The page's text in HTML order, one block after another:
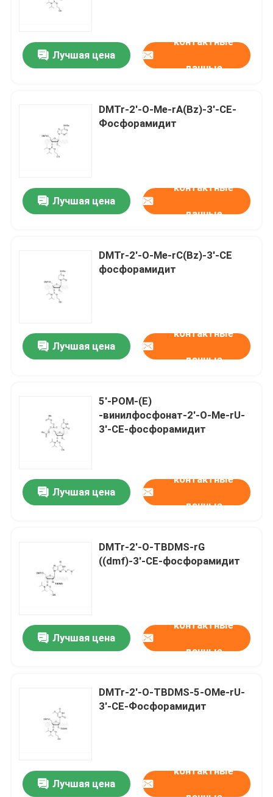
Ролики
Лучшая цена
контактные
данные
DMTr-2'-O-Me-rA(Bz)-3'-CE-
Фосфорамидит
Лучшая цена
контактные
данные
DMTr-2'-O-Me-rC(Bz)-3'-CE
фосфорамидит
Лучшая цена
контактные
данные
5'-POM-(E)
-винилфосфонат-2'-O-Me-rU-
3'-CE-фосфорамидит
Лучшая цена
контактные
данные
DMTr-2'-O-TBDMS-rG
((dmf)-3'-CE-фосфорамидит
Лучшая цена
контактные
данные
DMTr-2'-O-TBDMS-5-OMe-rU-
3'-CE-Фосфорамидит
Лучшая цена
контактные
Этан-1,2-ди(5'-O-DMTr-2'-O-MOE-5-Me-rC(Bz)-3'-окси) -bis ((дизопропилфосфорамидит)